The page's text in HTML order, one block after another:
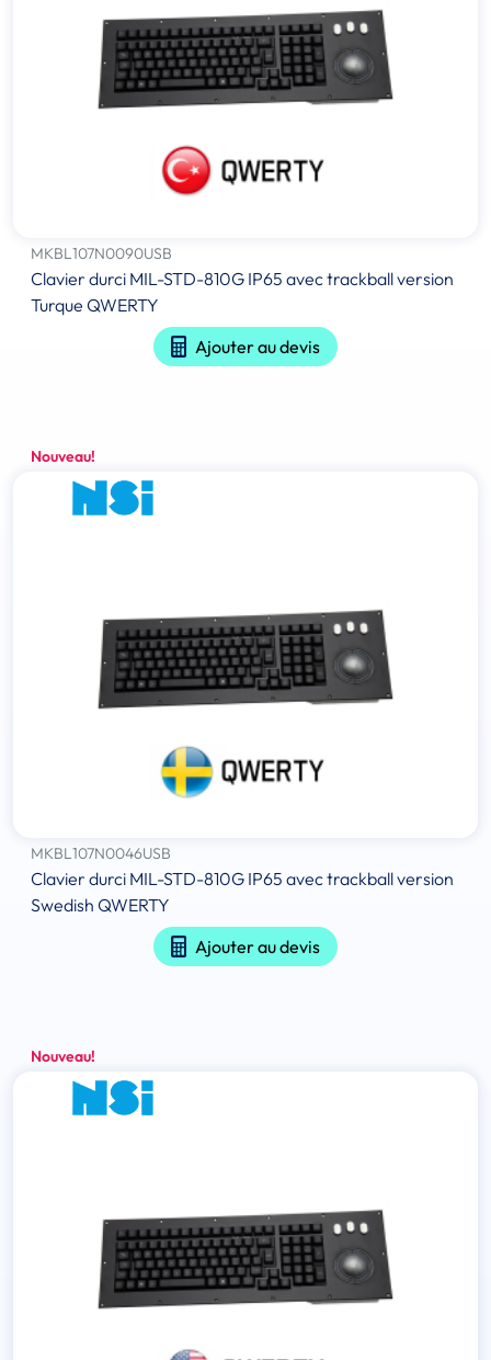
MKBL107N0090USB
Clavier durci MIL-STD-810G IP65 avec trackball version
Turque QWERTY
Ajouter au devis
Nouveau!
MKBL107N0046USB
Clavier durci MIL-STD-810G IP65 avec trackball version
Swedish QWERTY
Ajouter au devis
Nouveau!